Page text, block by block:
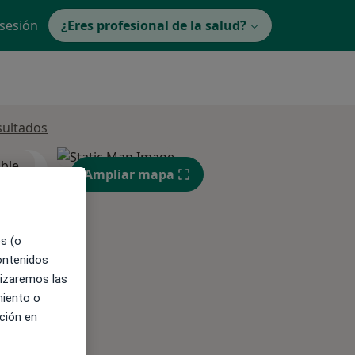
¿Eres profesional de la salud?
Ampliar mapa
(o
las
o
en